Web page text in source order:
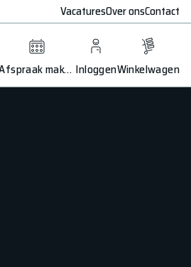
VacaturesOver onsContact
Afspraak maken InloggenWinkelwagen